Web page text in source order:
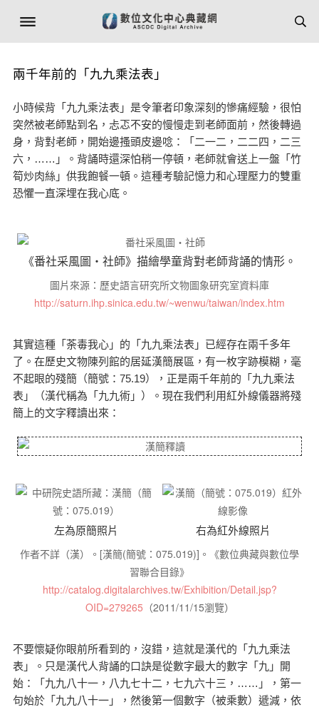
兩千年前的「九九乘法表」
小時候背「九九乘法表」是令筆者印象深刻的慘痛經驗，很怕
突然被老師點到名，忐忑不安的慢慢走到老師面前，然後轉過
身，背對老師，開始邊搔頭皮邊唸：「二一二，二二四，二三
六，……」。背誦時還深怕稍一停頓，老師就會送上一盤「竹
筍炒肉絲」供我飽餐一頓。這種考驗記憶力和心理壓力的雙重
恐懼一直深埋在我心底。
《番社采風圖‧社師》描繪學童背對老師背誦的情形。
圖片來源：歷史語言研究所文物圖象研究室資料庫
http://saturn.ihp.sinica.edu.tw/~wenwu/taiwan/index.htm
其實這種「荼毒我心」的「九九乘法表」已經存在兩千多年
了。在歷史文物陳列館的居延漢簡展區，有一枚字跡模糊，毫
不起眼的殘簡（簡號：75.19），正是兩千年前的「九九乘法
表」（漢代稱為「九九術」）。現在我們利用紅外線儀器將殘
簡上的文字釋讀出來：
左為原簡照片 右為紅外線照片
作者不詳（漢）。[漢簡(簡號：075.019)]。《數位典藏與數位學
習聯合目錄》
http://catalog.digitalarchives.tw/Exhibition/Detail.jsp?
OID=279265 （2011/11/15瀏覽）
不要懷疑你眼前所看到的，沒錯，這就是漢代的「九九乘法
表」。只是漢代人背誦的口訣是從數字最大的數字「九」開
始：「九九八十一，八九七十二，七九六十三，……」，第一
句始於「九九八十一」，然後第一個數字（被乘數）遞減，依